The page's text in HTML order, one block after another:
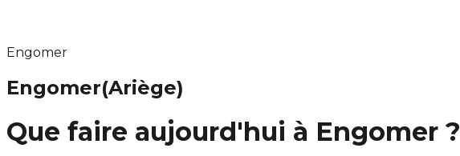
Engomer
Engomer(Ariège)
Que faire aujourd'hui à Engomer ?